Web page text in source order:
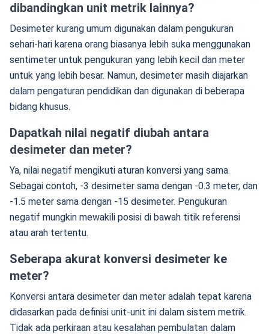
dibandingkan unit metrik lainnya?
Desimeter kurang umum digunakan dalam pengukuran
sehari-hari karena orang biasanya lebih suka menggunakan
sentimeter untuk pengukuran yang lebih kecil dan meter
untuk yang lebih besar. Namun, desimeter masih diajarkan
dalam pengaturan pendidikan dan digunakan di beberapa
bidang khusus.
Dapatkah nilai negatif diubah antara
desimeter dan meter?
Ya, nilai negatif mengikuti aturan konversi yang sama.
Sebagai contoh, -3 desimeter sama dengan -0.3 meter, dan
-1.5 meter sama dengan -15 desimeter. Pengukuran
negatif mungkin mewakili posisi di bawah titik referensi
atau arah tertentu.
Seberapa akurat konversi desimeter ke
meter?
Konversi antara desimeter dan meter adalah tepat karena
didasarkan pada definisi unit-unit ini dalam sistem metrik.
Tidak ada perkiraan atau kesalahan pembulatan dalam